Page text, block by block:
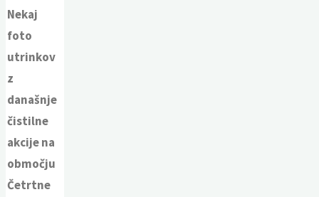
Nekaj
foto
utrinkov
z
današnje
čistilne
akcije na
območju
Četrtne